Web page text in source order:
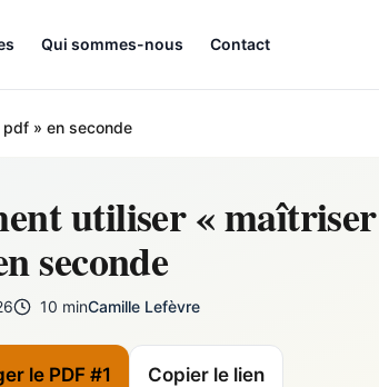
Qui sommes-nous Contact
» en seconde
utiliser «
seconde
10 minCamille Lefèvre
le PDF #1 Copier le lien